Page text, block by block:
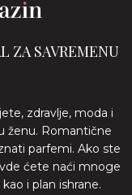
ZA SAVREMENU
zdravlje, moda i
ženu. Romantične
parfemi. Ako ste
ćete naći mnoge
i plan ishrane.